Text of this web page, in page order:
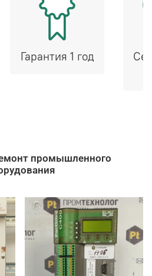
Гарантия 1 год
промышленного